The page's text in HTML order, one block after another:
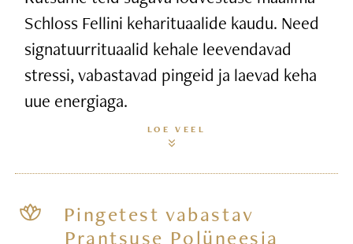
Schloss Fellini keharituaalide kaudu. Need
signatuurrituaalid kehale leevendavad
stressi, vabastavad pingeid ja laevad keha
uue energiaga.
LOE VEEL
Pingetest vabastav
Prantsuse Polüneesia